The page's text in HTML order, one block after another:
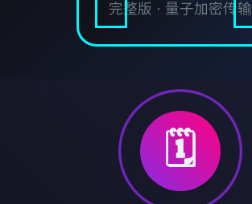
完整版 · 量子加密传输
🗓️